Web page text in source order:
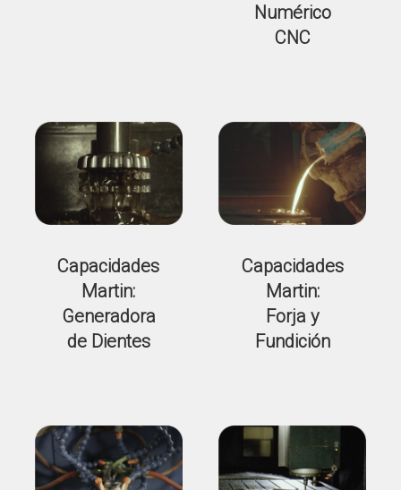
Numérico
CNC
Capacidades
Martin:
Generadora
de Dientes
Capacidades
Martin:
Forja y
Fundición